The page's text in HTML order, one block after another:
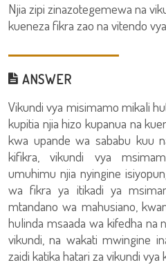
Njia zipi zinazotegemewa na
kueneza fikra zao na vitendo
ANSWER
Vikundi vya misimamo mikali
kupitia njia hizo kupanua na
kwa upande wa sababu kuu
kifikra, vikundi vya
umuhimu njia nyingine
wa fikra ya itikadi ya
mtandano wa mahusiano,
hulinda msaada wa kifedha na
vikundi, na wakati mwingine
zaidi katika hatari za vikundi vya